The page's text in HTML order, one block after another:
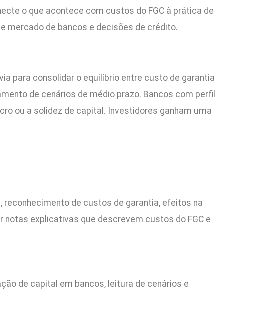
o que acontece com custos do FGC à prática de
mercado de bancos e decisões de crédito.
para consolidar o equilíbrio entre custo de garantia
de cenários de médio prazo. Bancos com perfil
ou a solidez de capital. Investidores ganham uma
de custos de garantia, efeitos na
explicativas que descrevem custos do FGC e
de capital em bancos, leitura de cenários e